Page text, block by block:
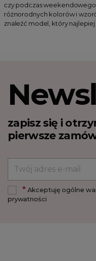
czy podczas
różnorodnych kolorów i
znaleźć model, który
zapisz się i
pierwsze
*Akceptuję ogólne
prywatności